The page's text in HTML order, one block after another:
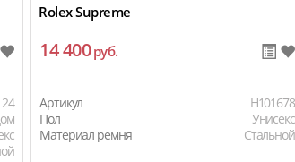
Rolex Supreme
14 400руб.
Артикул
H101678
Пол
Унисекс
Материал ремня
Стальной